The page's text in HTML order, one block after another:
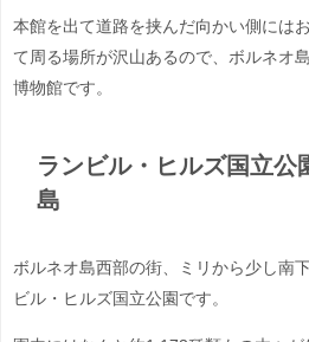
本館を出て道路を挟んだ向かい側には
て周る場所が沢山あるので、ボルネオ
博物館です。
ランビル・ヒルズ国立公
島
ボルネオ島西部の街、ミリから少し南
ビル・ヒルズ国立公園です。